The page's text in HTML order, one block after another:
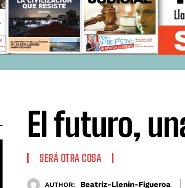
El futuro,
SERÁ OTRA COSA
AUTHOR: Beatriz-Llenin-Figueroa